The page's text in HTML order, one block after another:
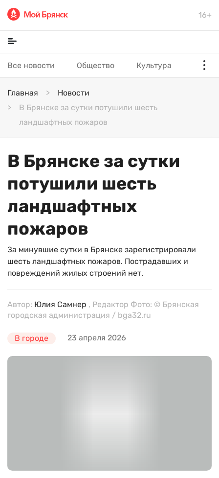
16+
Все новости Общество Культура
Главная
Новости
В Брянске за сутки потушили шесть
ландшафтных пожаров
В Брянске за сутки
потушили шесть
ландшафтных
пожаров
За минувшие сутки в Брянске зарегистрировали
шесть ландшафтных пожаров. Пострадавших и
повреждений жилых строений нет.
Автор: Юлия Самнер , Редактор Фото: © Брянская
городская администрация / bga32.ru
В городе 23 апреля 2026